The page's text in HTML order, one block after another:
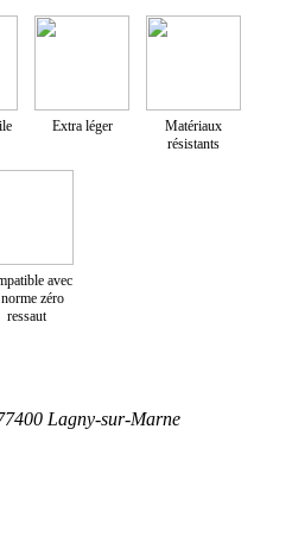
Extra léger
Matériaux
résistants
avec
zéro
ressaut
Lagny-sur-Marne